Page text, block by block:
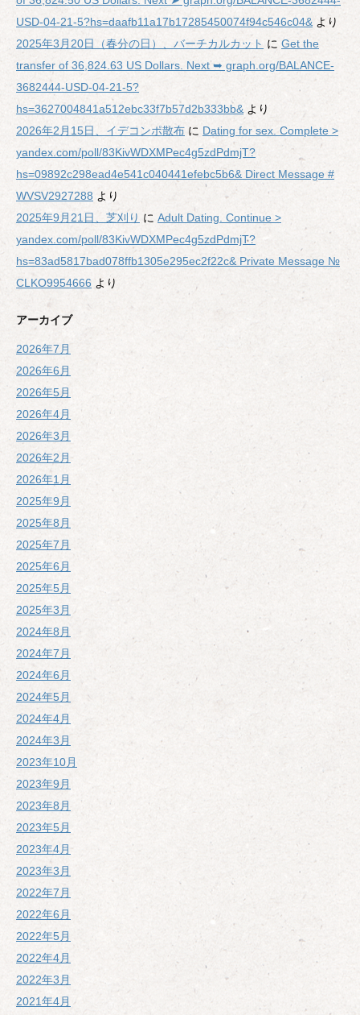
USD-04-21-5?hs=daafb11a17b17285450074f94c546c04& より
2025年3月20日（春分の日）、バーチカルカット に Get the
transfer of 36,824.63 US Dollars. Next ➥ graph.org/BALANCE-
3682444-USD-04-21-5?
hs=3627004841a512ebc33f7b57d2b333bb& より
2026年2月15日、イデコンポ散布 に Dating for sex. Complete >
yandex.com/poll/83KivWDXMPec4g5zdPdmjT?
hs=09892c298ead4e541c040441efebc5b6& Direct Message #
WVSV2927288 より
2025年9月21日、芝刈り に Adult Dating. Continue >
yandex.com/poll/83KivWDXMPec4g5zdPdmjT?
hs=83ad5817bad078ffb1305e295ec2f22c& Private Message №
CLKO9954666 より
アーカイブ
2026年7月
2026年6月
2026年5月
2026年4月
2026年3月
2026年2月
2026年1月
2025年9月
2025年8月
2025年7月
2025年6月
2025年5月
2025年3月
2024年8月
2024年7月
2024年6月
2024年5月
2024年4月
2024年3月
2023年10月
2023年9月
2023年8月
2023年5月
2023年4月
2023年3月
2022年7月
2022年6月
2022年5月
2022年4月
2022年3月
2021年4月